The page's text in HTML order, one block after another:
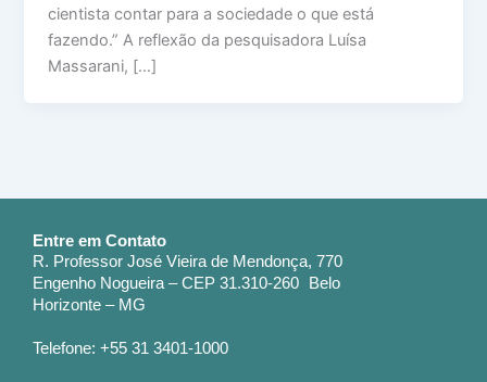
cientista contar para a sociedade o que está
fazendo.” A reflexão da pesquisadora Luísa
Massarani, […]
Entre em Contato
R. Professor José Vieira de Mendonça, 770
Engenho Nogueira – CEP 31.310-260 Belo
Horizonte – MG
Telefone: +55 31 3401-1000